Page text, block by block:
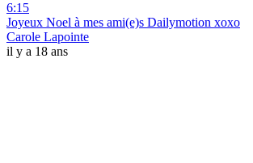
6:15
Joyeux Noel à mes ami(e)s Dailymotion xoxo
Carole Lapointe
il y a 18 ans